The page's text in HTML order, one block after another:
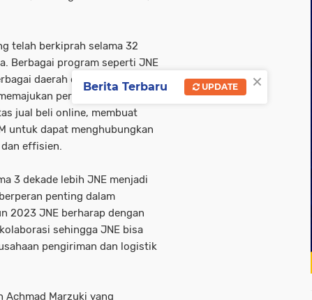
telah berkiprah selama 32
Berbagai program seperti JNE
daerah dilakukan sebagai
perekonomian
jual beli online, membuat
untuk dapat menghubungkan
effisien.
3 dekade lebih JNE menjadi
penting dalam
2023 JNE berharap dengan
sehingga JNE bisa
pengiriman dan logistik
Achmad Marzuki yang
×
Berita Terbaru UPDATE